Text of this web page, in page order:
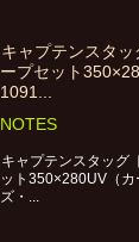
キャプテンスタ
ープセット
1091...
NOTES
キャプテンスタッグ
ット350×280UV（
ズ・...